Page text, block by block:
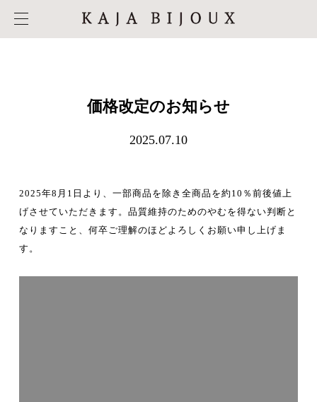
価格改定のお知らせ
2025.07.10
2025年8月1日より、一部商品を除き全商品を約10％前後値上
げさせていただきます。品質維持のためのやむを得ない判断と
なりますこと、何卒ご理解のほどよろしくお願い申し上げま
す。